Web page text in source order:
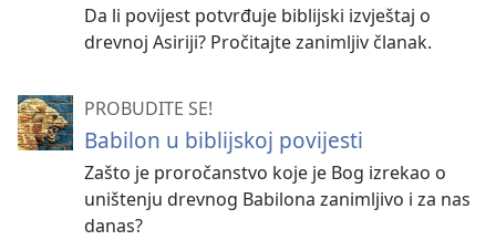
Da li povijest potvrđuje biblijski izvještaj o
drevnoj Asiriji? Pročitajte zanimljiv članak.
PROBUDITE SE!
Babilon u biblijskoj povijesti
Zašto je proročanstvo koje je Bog izrekao o
uništenju drevnog Babilona zanimljivo i za nas
danas?